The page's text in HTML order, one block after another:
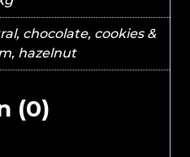
chocolate, cookies &
hazelnut
(0)